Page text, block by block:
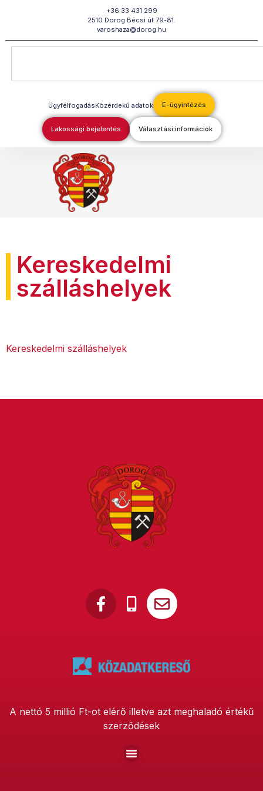
+36 33 431 299
2510 Dorog Bécsi út 79-81.
varoshaza@dorog.hu
ÜgyfélfogadásKözérdekű adatok E-ügyintézés
Lakossági bejelentés Választási információk
Kereskedelmi
szálláshelyek
Kereskedelmi szálláshelyek
A nettó 5 millió Ft-ot elérő illetve azt meghaladó értékű
szerződések